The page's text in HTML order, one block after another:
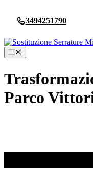
contenuto
3494251790
Menu
Parco